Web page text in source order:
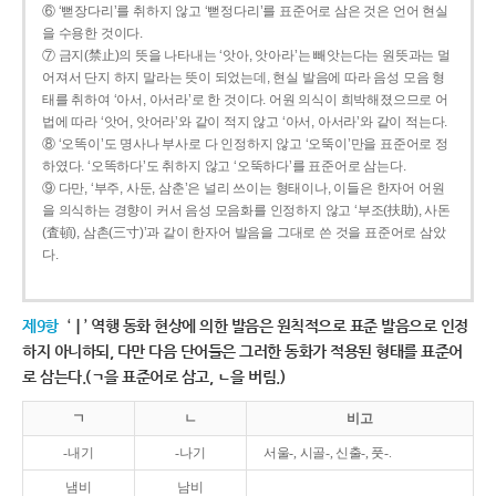
⑥ ‘뻗장다리’를 취하지 않고 ‘뻗정다리’를 표준어로 삼은 것은 언어 현실
을 수용한 것이다.
⑦ 금지(禁止)의 뜻을 나타내는 ‘앗아, 앗아라’는 빼앗는다는 원뜻과는 멀
어져서 단지 하지 말라는 뜻이 되었는데, 현실 발음에 따라 음성 모음 형
태를 취하여 ‘아서, 아서라’로 한 것이다. 어원 의식이 희박해졌으므로 어
법에 따라 ‘앗어, 앗어라’와 같이 적지 않고 ‘아서, 아서라’와 같이 적는다.
⑧ ‘오똑이’도 명사나 부사로 다 인정하지 않고 ‘오뚝이’만을 표준어로 정
하였다. ‘오똑하다’도 취하지 않고 ‘오뚝하다’를 표준어로 삼는다.
⑨ 다만, ‘부주, 사둔, 삼춘’은 널리 쓰이는 형태이나, 이들은 한자어 어원
을 의식하는 경향이 커서 음성 모음화를 인정하지 않고 ‘부조(扶助), 사돈
(査頓), 삼촌(三寸)’과 같이 한자어 발음을 그대로 쓴 것을 표준어로 삼았
다.
제9항 ‘ㅣ’ 역행 동화 현상에 의한 발음은 원칙적으로 표준 발음으로 인정
하지 아니하되, 다만 다음 단어들은 그러한 동화가 적용된 형태를 표준어
로 삼는다.(ㄱ을 표준어로 삼고, ㄴ을 버림.)
ㄱ ㄴ 비고
-내기 -나기 서울-, 시골-, 신출-, 풋-.
냄비 남비